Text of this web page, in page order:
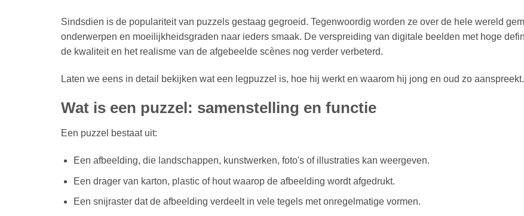
Sindsdien is de populariteit van puzzels gestaag gegroeid. Tegenwoordig worden ze over de hele wereld
onderwerpen en moeilijkheidsgraden naar ieders smaak. De verspreiding van digitale beelden met hoge
de kwaliteit en het realisme van de afgebeelde scènes nog verder verbeterd.
Laten we eens in detail bekijken wat een legpuzzel is, hoe hij werkt en waarom hij jong en oud zo aanspreekt.
Wat is een puzzel: samenstelling en functie
Een puzzel bestaat uit:
Een afbeelding, die landschappen, kunstwerken, foto's of illustraties kan weergeven.
Een drager van karton, plastic of hout waarop de afbeelding wordt afgedrukt.
Een snijraster dat de afbeelding verdeelt in vele tegels met onregelmatige vormen.